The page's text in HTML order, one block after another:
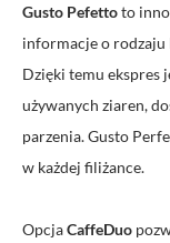
Gusto Pefettoto
informacje o rodzaju
Dzięki temu ekspres
używanych ziaren,
parzenia. Gusto
w każdej filiżance.
OpcjaCaffeDuo